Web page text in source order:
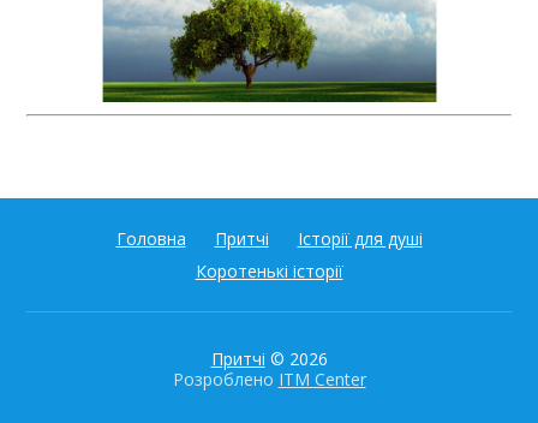
Головна Притчі
Історії для душі
Коротенькі історії
Притчі © 2026
Розроблено ITM Center